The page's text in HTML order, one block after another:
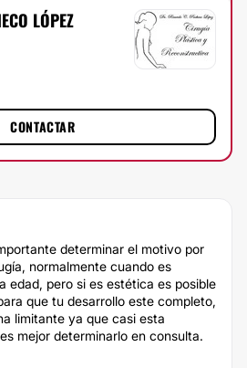
LÓPEZ
CONTACTAR
determinar el motivo por
normalmente cuando es
edad, pero si es estética es posible
que tu desarrollo este completo,
limitante ya que casi esta
mejor determinarlo en consulta.